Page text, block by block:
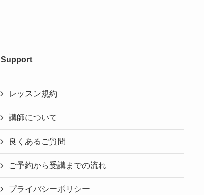
Support
レッスン規約
講師について
良くあるご質問
ご予約から受講までの流れ
プライバシーポリシー